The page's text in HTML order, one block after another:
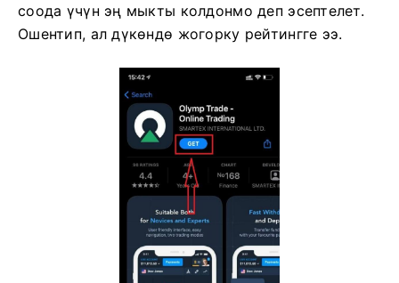
соода үчүн эң мыкты колдонмо деп эсептелет.
Ошентип, ал дүкөндө жогорку рейтингге ээ.